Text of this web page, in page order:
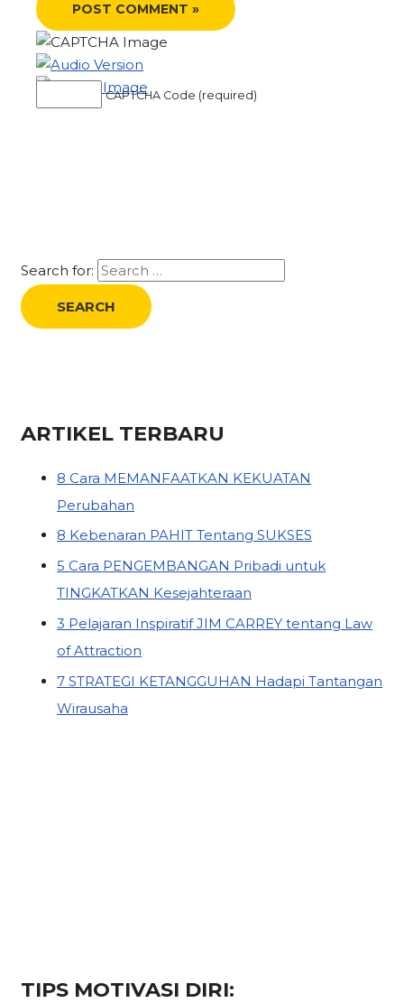
CAPTCHA Code (required)
Search for:
ARTIKEL TERBARU
8 Cara MEMANFAATKAN KEKUATAN
Perubahan
8 Kebenaran PAHIT Tentang SUKSES
5 Cara PENGEMBANGAN Pribadi untuk
TINGKATKAN Kesejahteraan
3 Pelajaran Inspiratif JIM CARREY tentang Law
of Attraction
7 STRATEGI KETANGGUHAN Hadapi Tantangan
Wirausaha
TIPS MOTIVASI DIRI: